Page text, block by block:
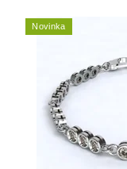
Novinka